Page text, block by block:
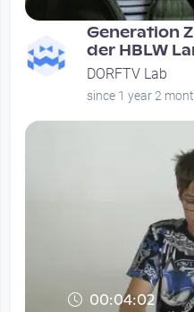
Generation
der HBLW
DORFTV Lab
since 1 year 2
00:04:02